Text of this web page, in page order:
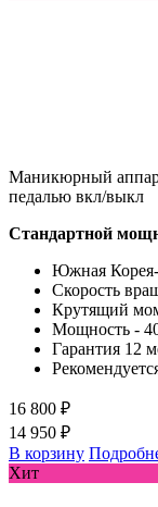
Маникюрный
педалью вкл/выкл
Стандартной
Южная Корея-
Скорость
Крутящий
Мощность -
Гарантия 12
16 800 ₽
14 950 ₽
В корзину
Хит